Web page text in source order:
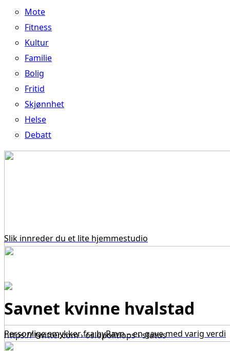
Mote
Fitness
Kultur
Familie
Bolig
Fritid
Skjønnhet
Helse
Debatt
Slik innreder du et lite hjemmestudio
Personlige smykker fra byRavn – en gave med varig verdi
Savnet kvinne hvalstad
https:// twitter.com › oslopolitiops › status